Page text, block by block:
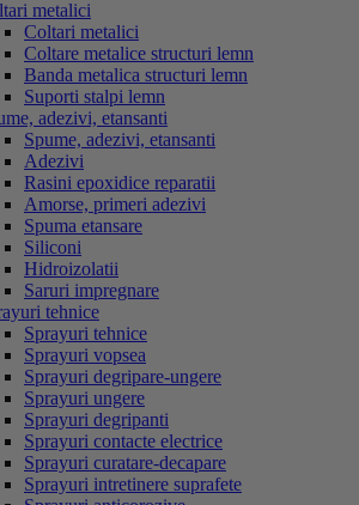
metalici
Coltari metalici
Coltare metalice structuri lemn
Banda metalica structuri lemn
Suporti stalpi lemn
adezivi, etansanti
Spume, adezivi, etansanti
Adezivi
Rasini epoxidice reparatii
Amorse, primeri adezivi
Spuma etansare
Siliconi
Hidroizolatii
Saruri impregnare
tehnice
Sprayuri tehnice
Sprayuri vopsea
Sprayuri degripare-ungere
Sprayuri ungere
Sprayuri degripanti
Sprayuri contacte electrice
Sprayuri curatare-decapare
Sprayuri intretinere suprafete